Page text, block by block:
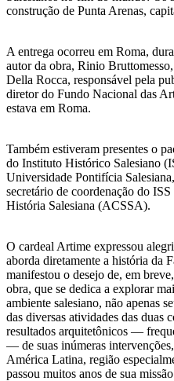
construção de Punta Arenas,
A entrega ocorreu em Roma,
autor da obra, Rinio
Della Rocca, responsável pela
diretor do Fundo Nacional das
estava em Roma.
Também estiveram presentes o
do Instituto Histórico Salesiano
Universidade Pontifícia
secretário de coordenação do
História Salesiana (ACSSA).
O cardeal Artime expressou
aborda diretamente a história da
manifestou o desejo de, em
obra, que se dedica a explorar
ambiente salesiano, não apenas
das diversas atividades das duas
resultados arquitetônicos —
— de suas inúmeras
América Latina, região
passou muitos anos de sua